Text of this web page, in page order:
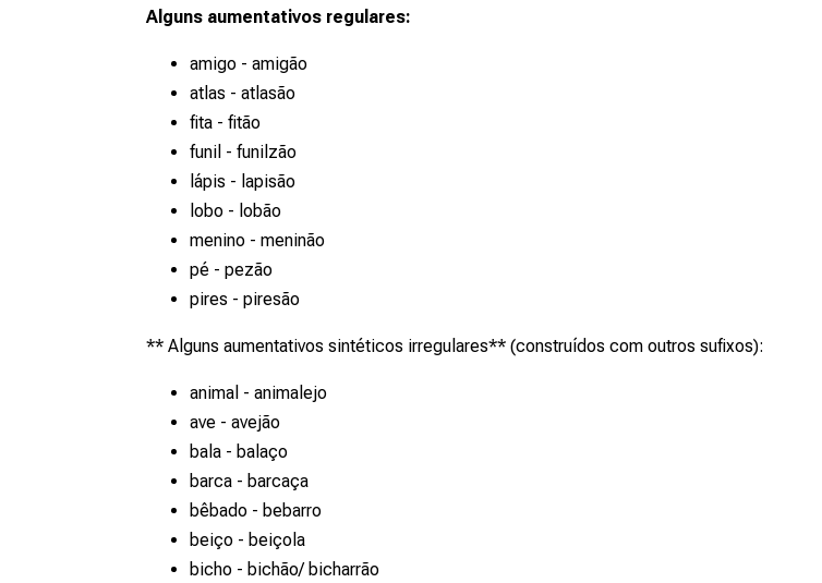
Alguns aumentativos regulares:
amigo - amigão
atlas - atlasão
fita - fitão
funil - funilzão
lápis - lapisão
lobo - lobão
menino - meninão
pé - pezão
pires - piresão
** Alguns aumentativos sintéticos irregulares** (construídos com outros sufixos):
animal - animalejo
ave - avejão
bala - balaço
barca - barcaça
bêbado - bebarro
beiço - beiçola
bicho - bichão/ bicharrão